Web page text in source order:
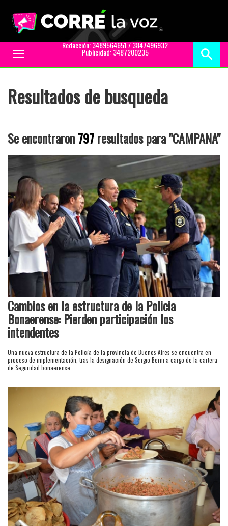
Toggle
navigation
Redacción: 3489564651 / 3847496932
Publicidad: 3487200235
Resultados de busqueda
Se encontraron797resultados para "CAMPANA"
Cambios en la estructura de la Policia
Bonaerense: Pierden participación los
intendentes
Una nueva estructura de la Policía de la provincia de Buenos Aires se encuentra en
proceso de implementación, tras la designación de Sergio Berni a cargo de la cartera
de Seguridad bonaerense.